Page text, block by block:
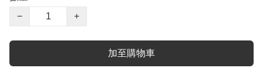
−
+
加至購物車